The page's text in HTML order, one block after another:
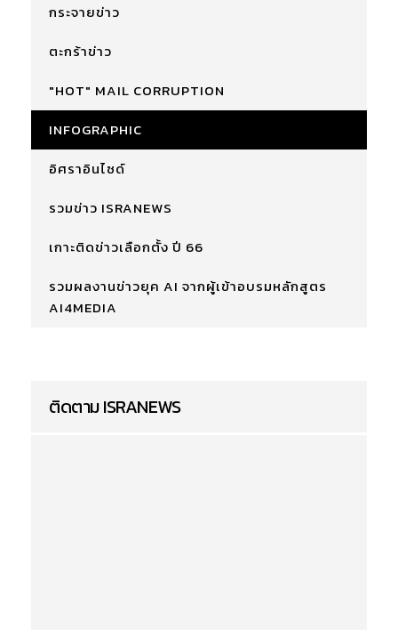
กระจายข่าว
ตะกร้าข่าว
"HOT" MAIL CORRUPTION
INFOGRAPHIC
อิศราอินไซด์
รวมข่าว ISRANEWS
เกาะติดข่าวเลือกตั้ง ปี 66
รวมผลงานข่าวยุค AI จากผู้เข้าอบรมหลักสูตร
AI4MEDIA
ติดตาม ISRANEWS